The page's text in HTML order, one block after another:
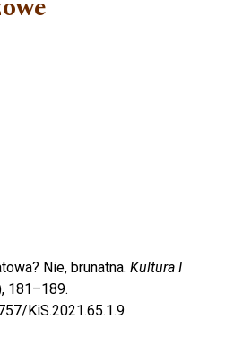
Nie, brunatna. Kultura I
181–189.
KiS.2021.65.1.9